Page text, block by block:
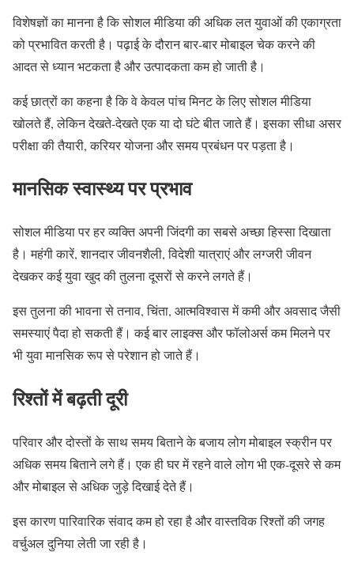
विशेषज्ञों का मानना है कि सोशल मीडिया की अधिक लत युवाओं की एकाग्रता
को प्रभावित करती है। पढ़ाई के दौरान बार-बार मोबाइल चेक करने की
आदत से ध्यान भटकता है और उत्पादकता कम हो जाती है।
कई छात्रों का कहना है कि वे केवल पांच मिनट के लिए सोशल मीडिया
खोलते हैं, लेकिन देखते-देखते एक या दो घंटे बीत जाते हैं। इसका सीधा असर
परीक्षा की तैयारी, करियर योजना और समय प्रबंधन पर पड़ता है।
मानसिक स्वास्थ्य पर प्रभाव
सोशल मीडिया पर हर व्यक्ति अपनी जिंदगी का सबसे अच्छा हिस्सा दिखाता
है। महंगी कारें, शानदार जीवनशैली, विदेशी यात्राएं और लग्जरी जीवन
देखकर कई युवा खुद की तुलना दूसरों से करने लगते हैं।
इस तुलना की भावना से तनाव, चिंता, आत्मविश्वास में कमी और अवसाद जैसी
समस्याएं पैदा हो सकती हैं। कई बार लाइक्स और फॉलोअर्स कम मिलने पर
भी युवा मानसिक रूप से परेशान हो जाते हैं।
रिश्तों में बढ़ती दूरी
परिवार और दोस्तों के साथ समय बिताने के बजाय लोग मोबाइल स्क्रीन पर
अधिक समय बिताने लगे हैं। एक ही घर में रहने वाले लोग भी एक-दूसरे से कम
और मोबाइल से अधिक जुड़े दिखाई देते हैं।
इस कारण पारिवारिक संवाद कम हो रहा है और वास्तविक रिश्तों की जगह
वर्चुअल दुनिया लेती जा रही है।